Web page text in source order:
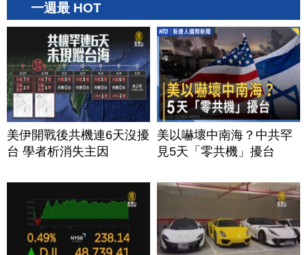
一週最 HOT
美伊開戰後共機連6天沒擾
台 學者析消失主因
美以嚇壞中南海？中共罕
見5天「零共機」擾台